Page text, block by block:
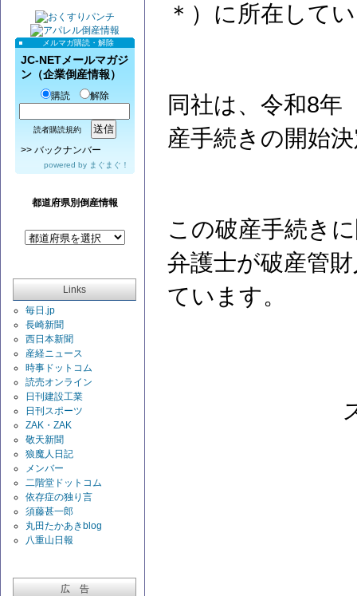
メルマガ購読・解除
JC-NETメールマガジ
ン（企業倒産情報）
購読 解除
読者購読規約
>> バックナンバー
powered by まぐまぐ！
都道府県別倒産情報
Links
毎日.jp
長崎新聞
西日本新聞
産経ニュース
時事ドットコム
読売オンライン
日刊建設工業
日刊スポーツ
ZAK・ZAK
敬天新聞
狼魔人日記
メンバー
二階堂ドットコム
依存症の独り言
須藤甚一郎
丸田たかあきblog
八重山日報
広 告
＊）に所在して
同社は、令和8年
産手続きの開始
この破産手続き
弁護士が破産管
ています。